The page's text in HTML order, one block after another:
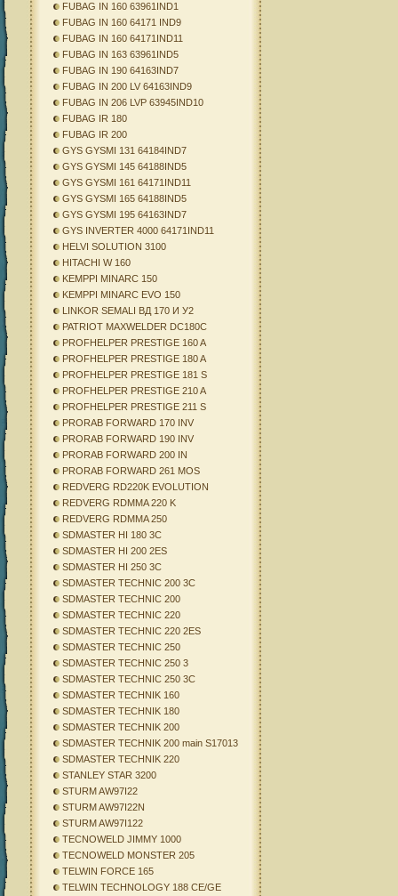
FUBAG IN 160 63961IND1
FUBAG IN 160 64171 IND9
FUBAG IN 160 64171IND11
FUBAG IN 163 63961IND5
FUBAG IN 190 64163IND7
FUBAG IN 200 LV 64163IND9
FUBAG IN 206 LVP 63945IND10
FUBAG IR 180
FUBAG IR 200
GYS GYSMI 131 64184IND7
GYS GYSMI 145 64188IND5
GYS GYSMI 161 64171IND11
GYS GYSMI 165 64188IND5
GYS GYSMI 195 64163IND7
GYS INVERTER 4000 64171IND11
HELVI SOLUTION 3100
HITACHI W 160
KEMPPI MINARC 150
KEMPPI MINARC EVO 150
LINKOR SEMALI ВД 170 И У2
PATRIOT MAXWELDER DC180C
PROFHELPER PRESTIGE 160 A
PROFHELPER PRESTIGE 180 A
PROFHELPER PRESTIGE 181 S
PROFHELPER PRESTIGE 210 A
PROFHELPER PRESTIGE 211 S
PRORAB FORWARD 170 INV
PRORAB FORWARD 190 INV
PRORAB FORWARD 200 IN
PRORAB FORWARD 261 MOS
REDVERG RD220K EVOLUTION
REDVERG RDMMA 220 K
REDVERG RDMMA 250
SDMASTER HI 180 3C
SDMASTER HI 200 2ES
SDMASTER HI 250 3C
SDMASTER TECHNIC 200 3C
SDMASTER TECHNIC 200
SDMASTER TECHNIC 220
SDMASTER TECHNIC 220 2ES
SDMASTER TECHNIC 250
SDMASTER TECHNIC 250 3
SDMASTER TECHNIC 250 3C
SDMASTER TECHNIK 160
SDMASTER TECHNIK 180
SDMASTER TECHNIK 200
SDMASTER TECHNIK 200 main S17013
SDMASTER TECHNIK 220
STANLEY STAR 3200
STURM AW97I22
STURM AW97I22N
STURM AW97I122
TECNOWELD JIMMY 1000
TECNOWELD MONSTER 205
TELWIN FORCE 165
TELWIN TECHNOLOGY 188 CE/GE